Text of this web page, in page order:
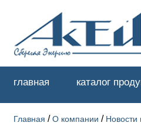
главная каталог
Главная /О компании / Новости